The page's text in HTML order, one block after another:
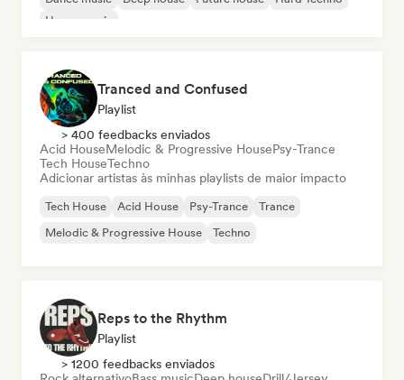
House music
Tranced and Confused
Playlist
> 400 feedbacks enviados
Acid HouseMelodic & Progressive HousePsy-Trance
Tech HouseTechno
Adicionar artistas às minhas playlists de maior impacto
Tech House Acid House Psy-Trance
Trance
Melodic & Progressive House
Techno
Reps to the Rhythm
Playlist
> 1200 feedbacks enviados